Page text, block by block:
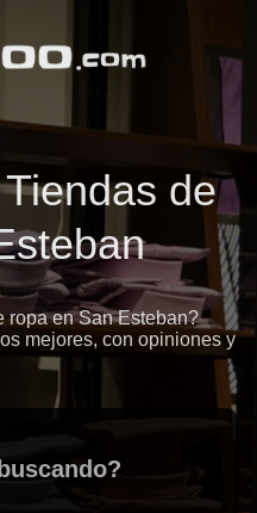
de
ropa en San Esteban?
mejores, con opiniones y